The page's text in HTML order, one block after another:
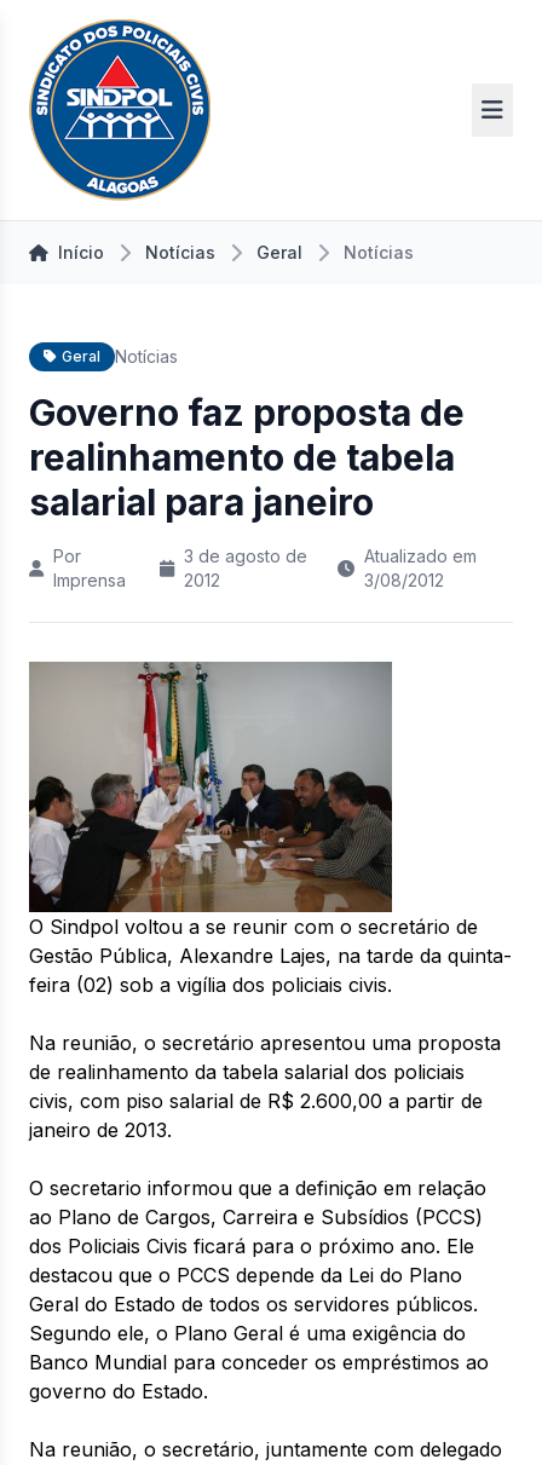
Início Notícias Geral Notícias
Geral Notícias
Governo faz proposta de
realinhamento de tabela
salarial para janeiro
Por
Imprensa
3 de agosto de
2012
Atualizado em
3/08/2012
O Sindpol voltou a se reunir com o secretário de
Gestão Pública, Alexandre Lajes, na tarde da quinta-
feira (02) sob a vigília dos policiais civis.
Na reunião, o secretário apresentou uma proposta
de realinhamento da tabela salarial dos policiais
civis, com piso salarial de R$ 2.600,00 a partir de
janeiro de 2013.
O secretario informou que a definição em relação
ao Plano de Cargos, Carreira e Subsídios (PCCS)
dos Policiais Civis ficará para o próximo ano. Ele
destacou que o PCCS depende da Lei do Plano
Geral do Estado de todos os servidores públicos.
Segundo ele, o Plano Geral é uma exigência do
Banco Mundial para conceder os empréstimos ao
governo do Estado.
Na reunião, o secretário, juntamente com delegado